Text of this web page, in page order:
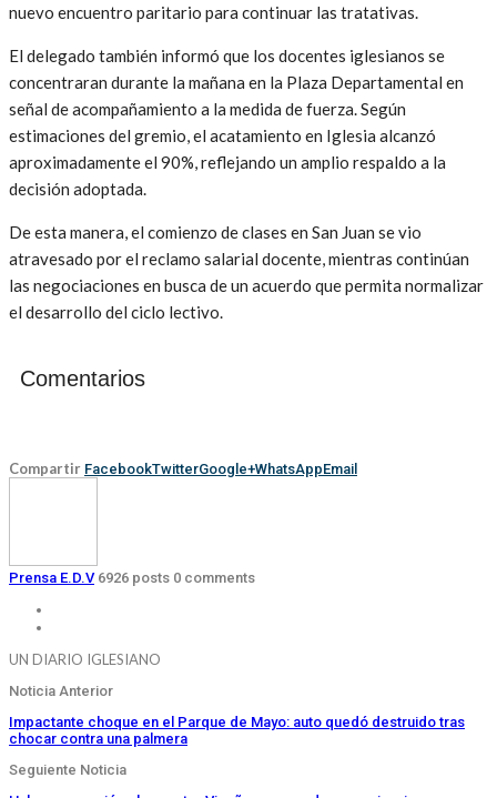
nuevo encuentro paritario para continuar las tratativas.
El delegado también informó que los docentes iglesianos se
concentraran durante la mañana en la Plaza Departamental en
señal de acompañamiento a la medida de fuerza. Según
estimaciones del gremio, el acatamiento en Iglesia alcanzó
aproximadamente el 90%, reflejando un amplio respaldo a la
decisión adoptada.
De esta manera, el comienzo de clases en San Juan se vio
atravesado por el reclamo salarial docente, mientras continúan
las negociaciones en busca de un acuerdo que permita normalizar
el desarrollo del ciclo lectivo.
Comentarios
Compartir FacebookTwitterGoogle+WhatsAppEmail
Prensa E.D.V 6926 posts 0 comments
UN DIARIO IGLESIANO
Noticia Anterior
Impactante choque en el Parque de Mayo: auto quedó destruido tras
chocar contra una palmera
Seguiente Noticia